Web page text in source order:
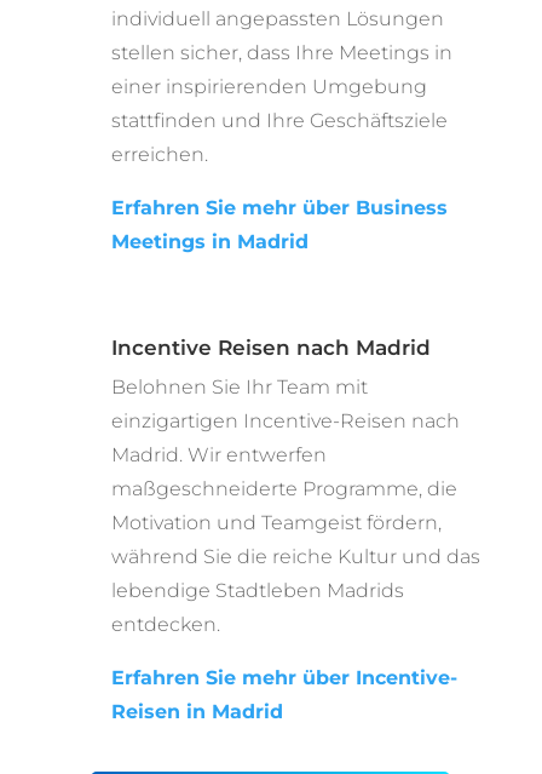
individuell angepassten Lösungen
stellen sicher, dass Ihre Meetings in
einer inspirierenden Umgebung
stattfinden und Ihre Geschäftsziele
erreichen.
Erfahren Sie mehr über Business
Meetings in Madrid
Incentive Reisen nach Madrid
Belohnen Sie Ihr Team mit
einzigartigen Incentive-Reisen nach
Madrid. Wir entwerfen
maßgeschneiderte Programme, die
Motivation und Teamgeist fördern,
während Sie die reiche Kultur und das
lebendige Stadtleben Madrids
entdecken.
Erfahren Sie mehr über Incentive-
Reisen in Madrid